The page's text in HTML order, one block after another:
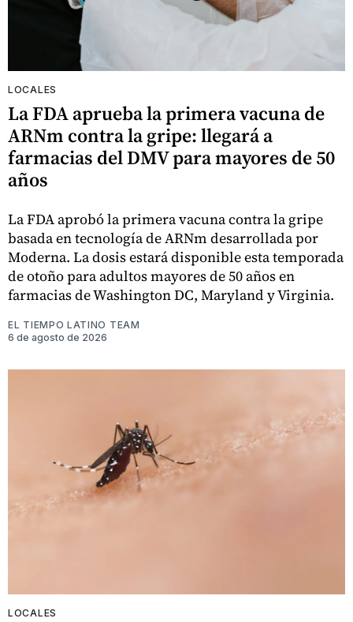
LOCALES
La FDA aprueba la primera vacuna de
ARNm contra la gripe: llegará a
farmacias del DMV para mayores de 50
años
La FDA aprobó la primera vacuna contra la gripe
basada en tecnología de ARNm desarrollada por
Moderna. La dosis estará disponible esta temporada
de otoño para adultos mayores de 50 años en
farmacias de Washington DC, Maryland y Virginia.
EL TIEMPO LATINO TEAM
6 de agosto de 2026
LOCALES